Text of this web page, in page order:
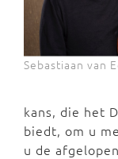
Sebastiaan van
kans, die het
biedt, om u
u de